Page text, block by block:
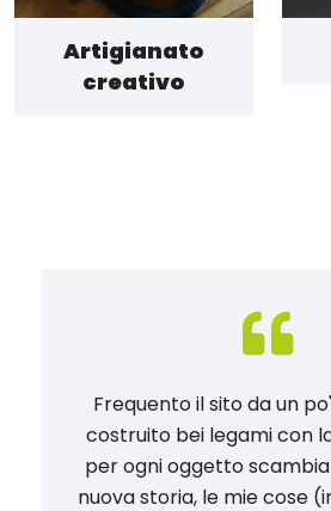
Artigianato
creativo
Frequento il sito da un
costruito bei legami con
per ogni oggetto
nuova storia, le mie cose